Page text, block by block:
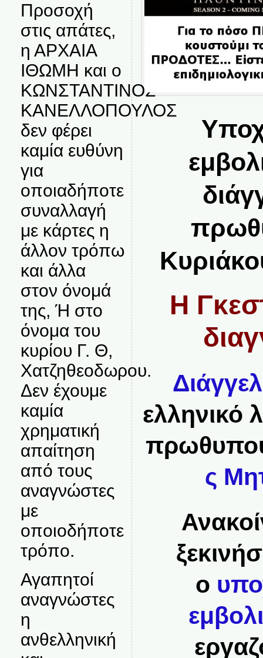
Προσοχή
στις απάτες,
η ΑΡΧΑΙΑ
ΙΘΩΜΗ και ο
ΚΩΝΣΤΑΝΤΙΝΟΣ
ΚΑΝΕΛΛΟΠΟΥΛΟΣ
δεν φέρει
καμία ευθύνη
για
οποιαδήποτε
συναλλαγή
με κάρτες η
άλλον τρόπω
και άλλα
στον όνομά
της, Ή στο
όνομα του
κυρίου Γ. Θ,
Χατζηθεοδωρου.
Δεν έχουμε
καμία
χρηματική
απαίτηση
από τους
αναγνώστες
με
οποιοδήποτε
τρόπο.
Αγαπητοί
αναγνώστες
η
ανθελληνική
Η
ελληνικό
ς
ο